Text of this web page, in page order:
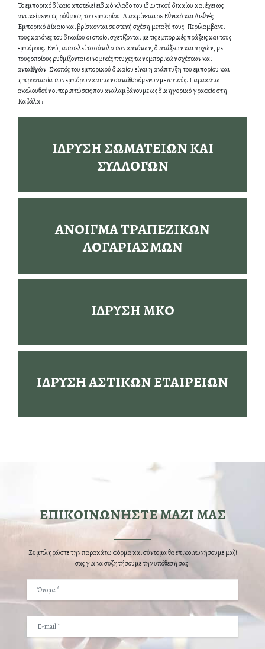
Το εμπορικό δίκαιο αποτελεί ειδικό κλάδο του ιδιωτικού δικαίου και έχει ως
αντικείμενο τη ρύθμιση του εμπορίου. Διακρίνεται σε Εθνικό και Διεθνές
Εμπορικό Δίκαιο και βρίσκονται σε στενή σχέση μεταξύ τους. Περιλαμβάνει
τους κανόνες του δικαίου οι οποίοι σχετίζονται με τις εμπορικές πράξεις και τους
εμπόρους. Ενώ, αποτελεί το σύνολο των κανόνων, διατάξεων και αρχών, με
τους οποίους ρυθμίζονται οι νομικές πτυχές των εμπορικών σχέσεων και
ανταλλαγών. Σκοπός του εμπορικού δικαίου είναι η ανάπτυξη του εμπορίου και
η προστασία των εμπόρων και των συναλλασσόμενων με αυτούς. Παρακάτω
ακολουθούν οι περιπτώσεις που αναλαμβάνουμε ως δικηγορικό γραφείο στη
Καβάλα :
ΙΔΡΥΣΗ ΣΩΜΑΤΕΙΩΝ ΚΑΙ
ΣΥΛΛΟΓΩΝ
ΑΝΟΙΓΜΑ ΤΡΑΠΕΖΙΚΩΝ
ΛΟΓΑΡΙΑΣΜΩΝ
ΙΔΡΥΣΗ ΜΚΟ
ΙΔΡΥΣΗ ΑΣΤΙΚΩΝ ΕΤΑΙΡΕΙΩΝ
ΕΠΙΚΟΙΝΩΝΗΣΤΕ ΜΑΖΙ ΜΑΣ
Συμπληρώστε την παρακάτω φόρμα και σύντομα θα επικοινωνήσουμε μαζί
σας για να συζητήσουμε την υπόθεσή σας.